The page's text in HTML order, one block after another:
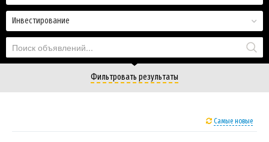
Инвестирование
Фильтровать результаты
Самые новые